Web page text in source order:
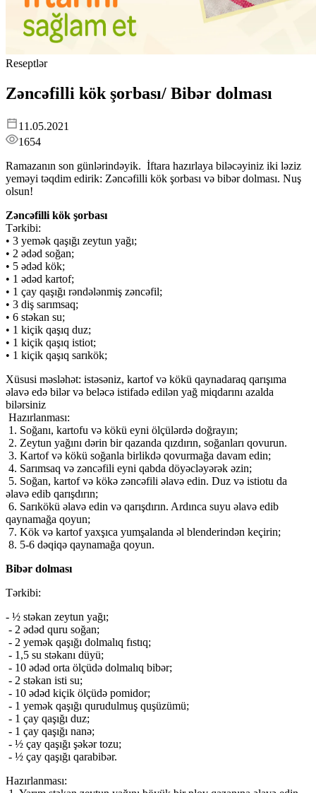
Reseptlər
Zəncəfilli kök şorbası/ Bibər dolması
11.05.2021
1654
Ramazanın son günlərindəyik. İftara hazırlaya biləcəyiniz iki ləziz
yeməyi təqdim edirik: Zəncəfilli kök şorbası və bibər dolması. Nuş
olsun!
Zəncəfilli kök şorbası
Tərkibi:
• 3 yemək qaşığı zeytun yağı;
• 2 ədəd soğan;
• 5 ədəd kök;
• 1 ədəd kartof;
• 1 çay qaşığı rəndələnmiş zəncəfil;
• 3 diş sarımsaq;
• 6 stəkan su;
• 1 kiçik qaşıq duz;
• 1 kiçik qaşıq istiot;
• 1 kiçik qaşıq sarıkök;
Xüsusi məsləhət: istəsəniz, kartof və kökü qaynadaraq qarışıma
əlavə edə bilər və beləcə istifadə edilən yağ miqdarını azalda
bilərsiniz
Hazırlanması:
1. Soğanı, kartofu və kökü eyni ölçülərdə doğrayın;
2. Zeytun yağını dərin bir qazanda qızdırın, soğanları qovurun.
3. Kartof və kökü soğanla birlikdə qovurmağa davam edin;
4. Sarımsaq və zəncəfili eyni qabda döyəcləyərək əzin;
5. Soğan, kartof və kökə zəncəfili əlavə edin. Duz və istiotu da
əlavə edib qarışdırın;
6. Sarıkökü əlavə edin və qarışdırın. Ardınca suyu əlavə edib
qaynamağa qoyun;
7. Kök və kartof yaxşıca yumşalanda əl blenderindən keçirin;
8. 5-6 dəqiqə qaynamağa qoyun.
Bibər dolması
Tərkibi:
- ½ stəkan zeytun yağı;
- 2 ədəd quru soğan;
- 2 yemək qaşığı dolmalıq fıstıq;
- 1,5 su stəkanı düyü;
- 10 ədəd orta ölçüdə dolmalıq bibər;
- 2 stəkan isti su;
- 10 ədəd kiçik ölçüdə pomidor;
- 1 yemək qaşığı qurudulmuş quşüzümü;
- 1 çay qaşığı duz;
- 1 çay qaşığı nanə;
- ½ çay qaşığı şəkər tozu;
- ½ çay qaşığı qarabibər.
Hazırlanması: